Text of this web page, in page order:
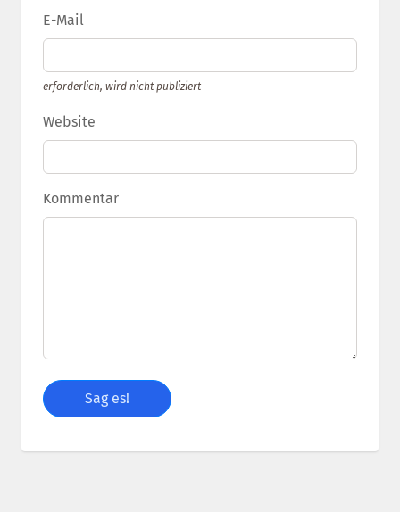
E-Mail
erforderlich, wird nicht publiziert
Website
Kommentar